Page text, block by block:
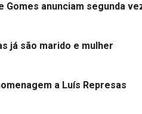
Gomes anunciam segunda
já são marido e mulher
a Luís Represas